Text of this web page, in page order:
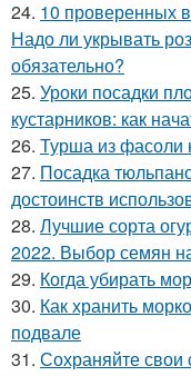
24. 10 проверенных
Надо ли укрывать
обязательно?
25. Уроки посадки
кустарников: как
26. Турша из фасоли
27. Посадка
достоинств
28. Лучшие сорта
2022. Выбор семян
29. Когда убирать
30. Как хранить
подвале
31. Сохраняйте